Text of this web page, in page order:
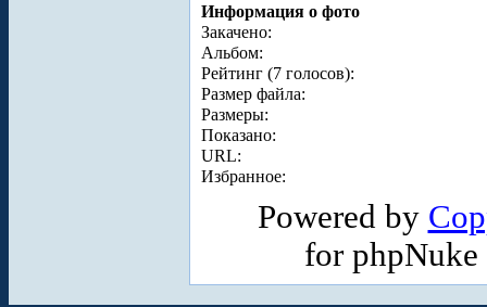
Информация о фото
Закачено:
Альбом:
Рейтинг (7 голосов):
Размер файла:
Размеры:
Показано:
URL:
Избранное:
Powered by
for